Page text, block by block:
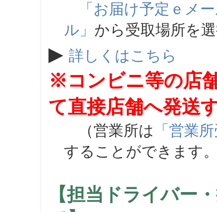
「お届け予定ｅメ
ル」 から受取場所を
▶ 詳しくはこちら
※コンビニ等の店
て直接店舗へ発送
（営業所は 「営業
することができます
【担当ドライバー